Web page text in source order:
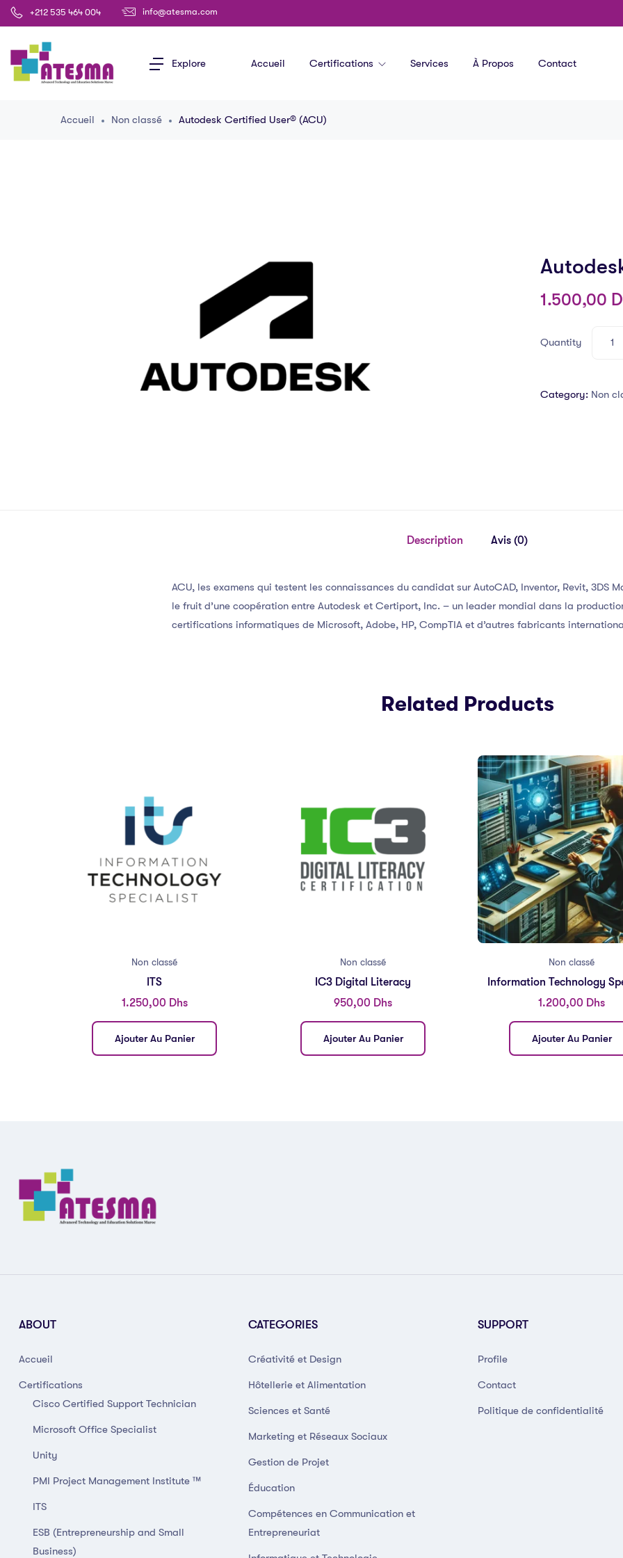
+212 535 464 004 info@atesma.com
Explore Accueil Certifications Services À Propos Contact
Accueil Non classé Autodesk Certified User® (ACU)
1.500,00
Quantity
Category: Non
Description Avis (0)
ACU, les examens qui testent les connaissances du candidat sur AutoCAD, Inventor, Revit, 3DS
le fruit d’une coopération entre Autodesk et Certiport, Inc. – un leader mondial dans la
certifications informatiques de Microsoft, Adobe, HP, CompTIA et d’autres fabricants
Related Products
Non classé
ITS
1.250,00 Dhs
Ajouter Au Panier
Non classé
IC3 Digital Literacy
950,00 Dhs
Ajouter Au Panier
Non classé
Information Technology
1.200,00 Dhs
Ajouter Au Panier
ABOUT
Accueil
Certifications
Cisco Certified Support Technician
Microsoft Office Specialist
Unity
PMI Project Management Institute ™
ITS
ESB (Entrepreneurship and Small
Business)
CATEGORIES
Créativité et Design
Hôtellerie et Alimentation
Sciences et Santé
Marketing et Réseaux Sociaux
Gestion de Projet
Éducation
Compétences en Communication et
Entrepreneuriat
SUPPORT
Profile
Contact
Politique de confidentialité